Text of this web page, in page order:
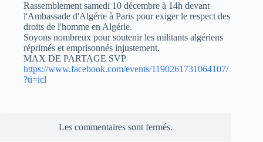
Rassemblement samedi 10 décembre à 14h devant
l'Ambassade d'Algérie à Paris pour exiger le respect des
droits de l'homme en Algérie.
Soyons nombreux pour soutenir les militants algériens
réprimés et emprisonnés injustement.
MAX DE PARTAGE SVP
https://www.facebook.com/events/1190261731064107/
?ti=icl
Les commentaires sont fermés.